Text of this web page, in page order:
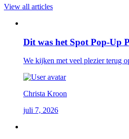
View all articles
Dit was het Spot Pop-Up
We kijken met veel plezier terug
Christa Kroon
juli 7, 2026